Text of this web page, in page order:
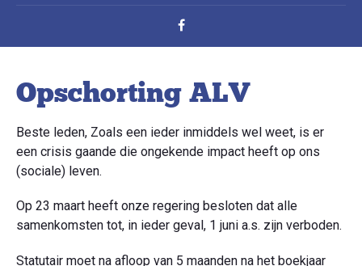
Opschorting ALV
Beste leden, Zoals een ieder inmiddels wel weet, is er
een crisis gaande die ongekende impact heeft op ons
(sociale) leven.
Op 23 maart heeft onze regering besloten dat alle
samenkomsten tot, in ieder geval, 1 juni a.s. zijn verboden.
Statutair moet na afloop van 5 maanden na het boekjaar